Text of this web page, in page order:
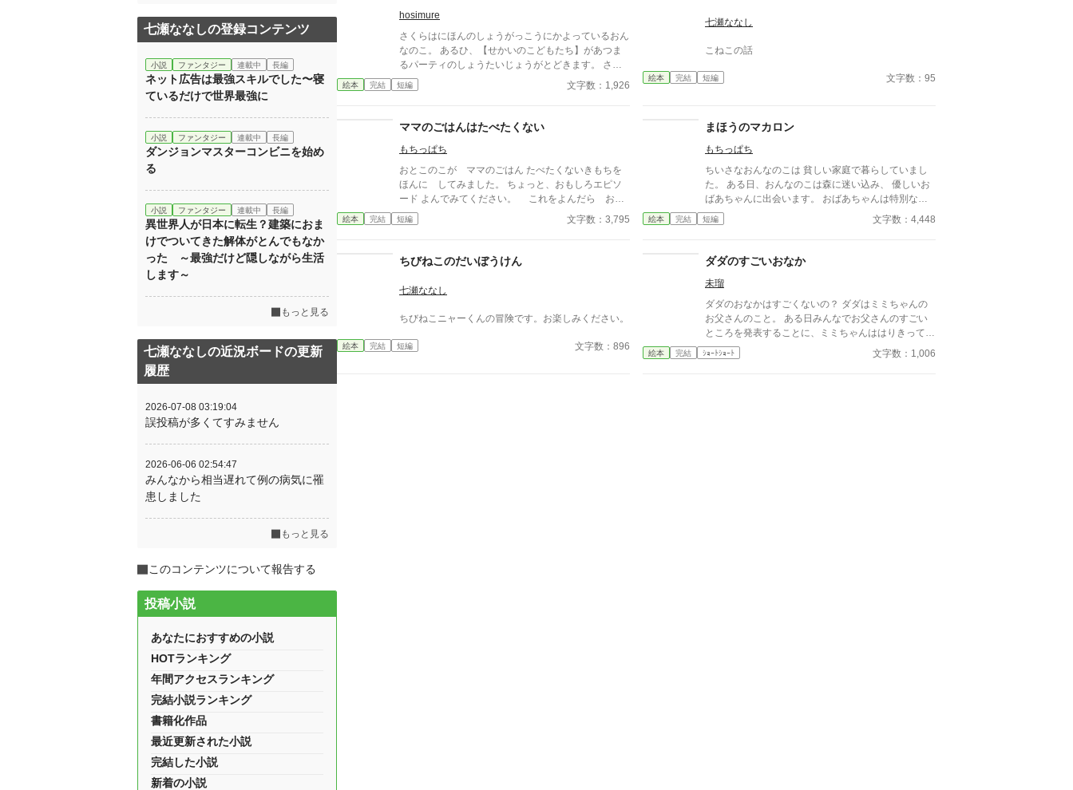
hosimure
さくらはにほんのしょうがっこうにかよっているおん
なのこ。 あるひ、【せかいのこどもたち】があつま
るパーティのしょうたいじょうがとどきます。 さく
らはパーティかいじょうにいくと……。 ☆使用して
いるイラストは「かわいいフリー素材集いらすとや」
お止めください。
絵本 完結 短編 文字数：1,926
七瀬ななし
こねこの話
絵本 完結 短編 文字数：95
ママのごはんはたべたくない
もちっぱち
おとこのこが ママのごはん たべたくないきもちを
ほんに してみました。 ちょっと、おもしろエピソ
ード よんでみてください。 これをよんだら おや
こで ハッピーに なれるかも？ 約３６００文字
あります。 ゆっくり読んで大体２０分以内で 読み終
絵本 完結 短編 文字数：3,795
まほうのマカロン
もちっぱち
ちいさなおんなのこは 貧しい家庭で暮らしていまし
た。 ある日、おんなのこは森に迷い込み、 優しいお
ばあちゃんに出会います。 おばあちゃんは特別なポ
ットから 美味しいものが出てくる呪文を教え、 おん
なのこはわくわくしながら帰宅します。 おうちに戻
っていました
絵本 完結 短編 文字数：4,448
ちびねこのだいぼうけん
七瀬ななし
ちびねこニャーくんの冒険です。お楽しみください。
絵本 完結 短編 文字数：896
ダダのすごいおなか
未瑠
ダダのおなかはすごくないの？ ダダはミミちゃんの
お父さんのこと。 ある日みんなでお父さんのすごい
ところを発表することに、ミミちゃんははりきってダ
ダのすごいところを発表したけど…… ちいさな、し
あわせな勘違い
絵本 完結 ｼｮｰﾄｼｮｰﾄ 文字数：1,006
七瀬ななしの登録コンテンツ
小説 ファンタジー 連載中 長編
ネット広告は最強スキルでした〜寝
ているだけで世界最強に
小説 ファンタジー 連載中 長編
ダンジョンマスターコンビニを始め
る
小説 ファンタジー 連載中 長編
異世界人が日本に転生？建築におま
けでついてきた解体がとんでもなか
った ～最強だけど隠しながら生活
します～
もっと見る
七瀬ななしの近況ボードの更新
履歴
2026-07-08 03:19:04
誤投稿が多くてすみません
2026-06-06 02:54:47
みんなから相当遅れて例の病気に罹
患しました
もっと見る
このコンテンツについて報告する
投稿小説
あなたにおすすめの小説
HOTランキング
年間アクセスランキング
完結小説ランキング
書籍化作品
最近更新された小説
完結した小説
新着の小説